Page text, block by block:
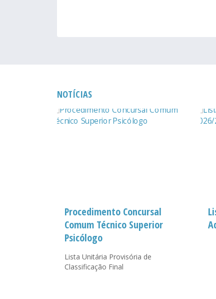
NOTÍCIAS
Procedimento Concursal
Comum Técnico Superior
Psicólogo
Lista Unitária Provisória de
Classificação Final